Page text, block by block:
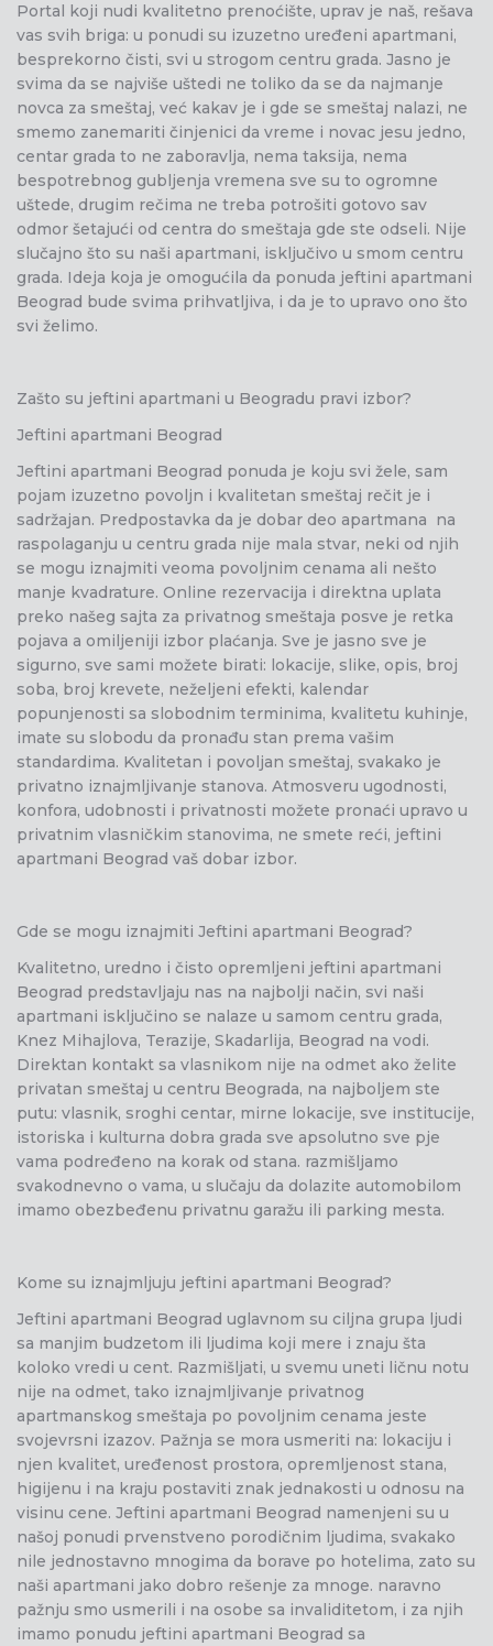
Portal koji nudi kvalitetno prenoćište, uprav je naš, rešava
vas svih briga: u ponudi su izuzetno uređeni apartmani,
besprekorno čisti, svi u strogom centru grada. Jasno je
svima da se najviše uštedi ne toliko da se da najmanje
novca za smeštaj, već kakav je i gde se smeštaj nalazi, ne
smemo zanemariti činjenici da vreme i novac jesu jedno,
centar grada to ne zaboravlja, nema taksija, nema
bespotrebnog gubljenja vremena sve su to ogromne
uštede, drugim rečima ne treba potrošiti gotovo sav
odmor šetajući od centra do smeštaja gde ste odseli. Nije
slučajno što su naši apartmani, isključivo u smom centru
grada. Ideja koja je omogućila da ponuda jeftini apartmani
Beograd bude svima prihvatljiva, i da je to upravo ono što
svi želimo.
Zašto su jeftini apartmani u Beogradu pravi izbor?
Jeftini apartmani Beograd
Jeftini apartmani Beograd ponuda je koju svi žele, sam
pojam izuzetno povoljn i kvalitetan smeštaj rečit je i
sadržajan. Predpostavka da je dobar deo apartmana na
raspolaganju u centru grada nije mala stvar, neki od njih
se mogu iznajmiti veoma povoljnim cenama ali nešto
manje kvadrature. Online rezervacija i direktna uplata
preko našeg sajta za privatnog smeštaja posve je retka
pojava a omiljeniji izbor plaćanja. Sve je jasno sve je
sigurno, sve sami možete birati: lokacije, slike, opis, broj
soba, broj krevete, neželjeni efekti, kalendar
popunjenosti sa slobodnim terminima, kvalitetu kuhinje,
imate su slobodu da pronađu stan prema vašim
standardima. Kvalitetan i povoljan smeštaj, svakako je
privatno iznajmljivanje stanova. Atmosveru ugodnosti,
konfora, udobnosti i privatnosti možete pronaći upravo u
privatnim vlasničkim stanovima, ne smete reći, jeftini
apartmani Beograd vaš dobar izbor.
Gde se mogu iznajmiti Jeftini apartmani Beograd?
Kvalitetno, uredno i čisto opremljeni jeftini apartmani
Beograd predstavljaju nas na najbolji način, svi naši
apartmani isključino se nalaze u samom centru grada,
Knez Mihajlova, Terazije, Skadarlija, Beograd na vodi.
Direktan kontakt sa vlasnikom nije na odmet ako želite
privatan smeštaj u centru Beograda, na najboljem ste
putu: vlasnik, sroghi centar, mirne lokacije, sve institucije,
istoriska i kulturna dobra grada sve apsolutno sve pje
vama podređeno na korak od stana. razmišljamo
svakodnevno o vama, u slučaju da dolazite automobilom
imamo obezbeđenu privatnu garažu ili parking mesta.
Kome su iznajmljuju jeftini apartmani Beograd?
Jeftini apartmani Beograd uglavnom su ciljna grupa ljudi
sa manjim budzetom ili ljudima koji mere i znaju šta
koloko vredi u cent. Razmišljati, u svemu uneti ličnu notu
nije na odmet, tako iznajmljivanje privatnog
apartmanskog smeštaja po povoljnim cenama jeste
svojevrsni izazov. Pažnja se mora usmeriti na: lokaciju i
njen kvalitet, uređenost prostora, opremljenost stana,
higijenu i na kraju postaviti znak jednakosti u odnosu na
visinu cene. Jeftini apartmani Beograd namenjeni su u
našoj ponudi prvenstveno porodičnim ljudima, svakako
nile jednostavno mnogima da borave po hotelima, zato su
naši apartmani jako dobro rešenje za mnoge. naravno
pažnju smo usmerili i na osobe sa invaliditetom, i za njih
imamo ponudu jeftini apartmani Beograd sa